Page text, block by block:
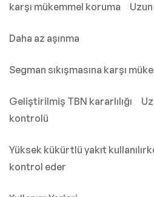
karşı mükemmel koruma
Daha az aşınma
Segman sıkışmasına karşı
Geliştirilmiş TBN kararlılığı
kontrolü
Yüksek kükürtlü yakıt
kontrol eder